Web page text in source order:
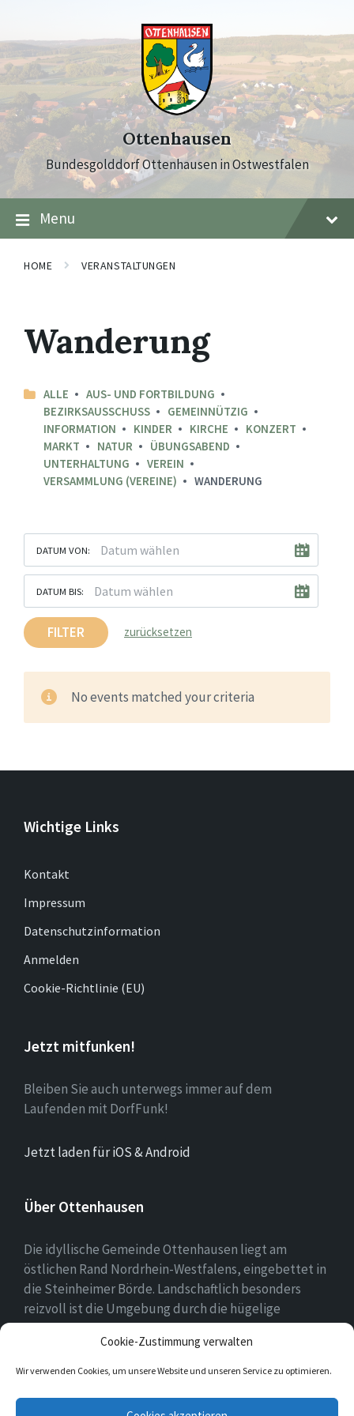
Cookie-Zustimmung verwalten
Wir verwenden Cookies, um unsere Website und unseren Service zu optimieren.
content
main
navigation
footer
Ottenhausen
Bundesgolddorf Ottenhausen in Ostwestfalen
Menu
HOME VERANSTALTUNGEN
Wanderung
ALLE
AUS- UND FORTBILDUNG
BEZIRKSAUSSCHUSS
GEMEINNÜTZIG
INFORMATION
KINDER KIRCHE
KONZERT
MARKT
NATUR
ÜBUNGSABEND
UNTERHALTUNG
VEREIN
VERSAMMLUNG (VEREINE)
WANDERUNG
DATUM VON:
DATUM BIS:
FILTER zurücksetzen
No events matched your criteria
Wichtige Links
Kontakt
Impressum
Datenschutzinformation
Anmelden
Cookie-Richtlinie (EU)
Jetzt mitfunken!
Bleiben Sie auch unterwegs immer auf dem
Laufenden mit DorfFunk!
Jetzt laden für iOS & Android
Über Ottenhausen
Die idyllische Gemeinde Ottenhausen liegt am
östlichen Rand Nordrhein-Westfalens, eingebettet in
die Steinheimer Börde. Landschaftlich besonders
reizvoll ist die Umgebung durch die hügelige
Landschaft des naheliegenden Eggegebirges als
Ausläufer des Teutoburger Waldes.
Facebook Twitter Instagram